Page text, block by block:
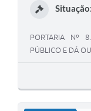
Situação:
PORTARIA Nº
PÚBLICO E DÁ